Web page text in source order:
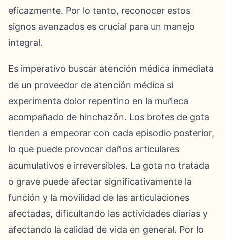
eficazmente. Por lo tanto, reconocer estos
signos avanzados es crucial para un manejo
integral.
Es imperativo buscar atención médica inmediata
de un proveedor de atención médica si
experimenta dolor repentino en la muñeca
acompañado de hinchazón. Los brotes de gota
tienden a empeorar con cada episodio posterior,
lo que puede provocar daños articulares
acumulativos e irreversibles. La gota no tratada
o grave puede afectar significativamente la
función y la movilidad de las articulaciones
afectadas, dificultando las actividades diarias y
afectando la calidad de vida en general. Por lo